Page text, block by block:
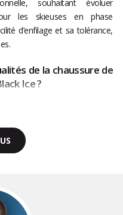
souhaitant évoluer
les skieuses en phase
d’enfilage et sa tolérance,
de la chaussure de
Ice ?